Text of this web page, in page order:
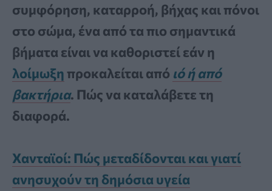
συμφόρηση, καταρροή, βήχας και πόνοι
στο σώμα, ένα από τα πιο σημαντικά
βήματα είναι να καθοριστεί εάν η
λοίμωξη προκαλείται από ιό ή από
βακτήρια. Πώς να καταλάβετε τη
διαφορά.
Χανταϊοί: Πώς μεταδίδονται και γιατί
ανησυχούν τη δημόσια υγεία